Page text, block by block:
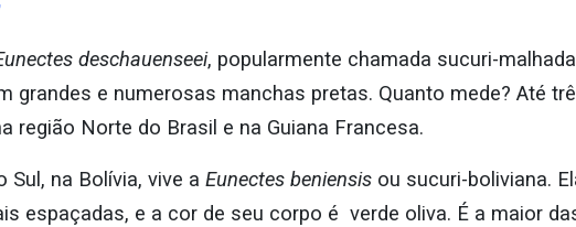
deschauenseei, popularmente chamada sucuri-
grandes e numerosas manchas pretas. Quanto mede? Até
região Norte do Brasil e na Guiana Francesa.
na Bolívia, vive a Eunectes beniensis ou sucuri-boliviana.
espaçadas, e a cor de seu corpo é verde oliva. É a maior